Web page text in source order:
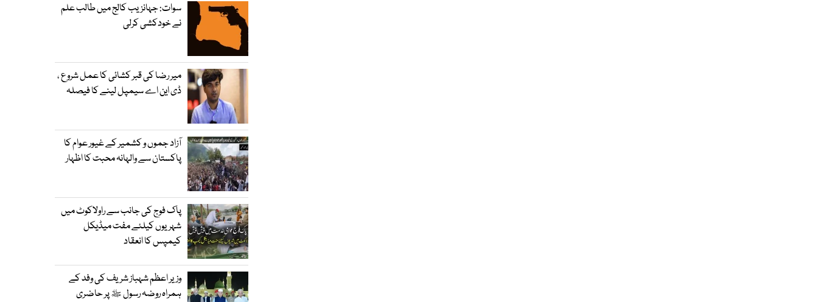
سوات: جہانزیب کالج میں طالب علم
نے خودکشی کرلی
میر رضا کی قبر کشائی کا عمل شروع ،
ڈی این اے سیمپل لینے کا فیصلہ
آزاد جموں و کشمیر کے غیور عوام کا
پاکستان سے والہانہ محبت کا اظہار
پاک فوج کی جانب سے راولاکوٹ میں
شہریوں کیلئے مفت میڈیکل
کیمپس کا انعقاد
وزیر اعظم شہباز شریف کی وفد کے
ہمراہ روضہ رسول ﷺ پر حاضری